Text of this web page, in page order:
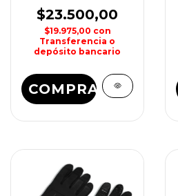
$23.500,00
$19.975,00 con
Transferencia o
depósito bancario
COMPRAR